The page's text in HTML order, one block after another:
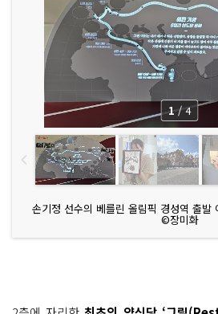
손기정 선수의 베를린 올림픽 경성역 출발
©장미화
1 / 4